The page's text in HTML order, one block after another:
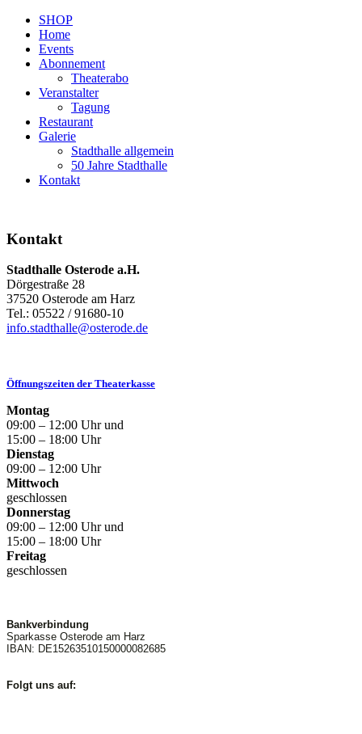
SHOP
Home
Events
Abonnement
Theaterabo
Veranstalter
Tagung
Restaurant
Galerie
Stadthalle allgemein
50 Jahre Stadthalle
Kontakt
Kontakt
Stadthalle Osterode a.H.
Dörgestraße 28
37520 Osterode am Harz
Tel.: 05522 / 91680-10
info.stadthalle@osterode.de
Öffnungszeiten der Theaterkasse
Montag
09:00 – 12:00 Uhr und
15:00 – 18:00 Uhr
Dienstag
09:00 – 12:00 Uhr
Mittwoch
geschlossen
Donnerstag
09:00 – 12:00 Uhr und
15:00 – 18:00 Uhr
Freitag
geschlossen
Bankverbindung
Sparkasse Osterode am Harz
IBAN: DE15263510150000082685
Folgt uns auf: